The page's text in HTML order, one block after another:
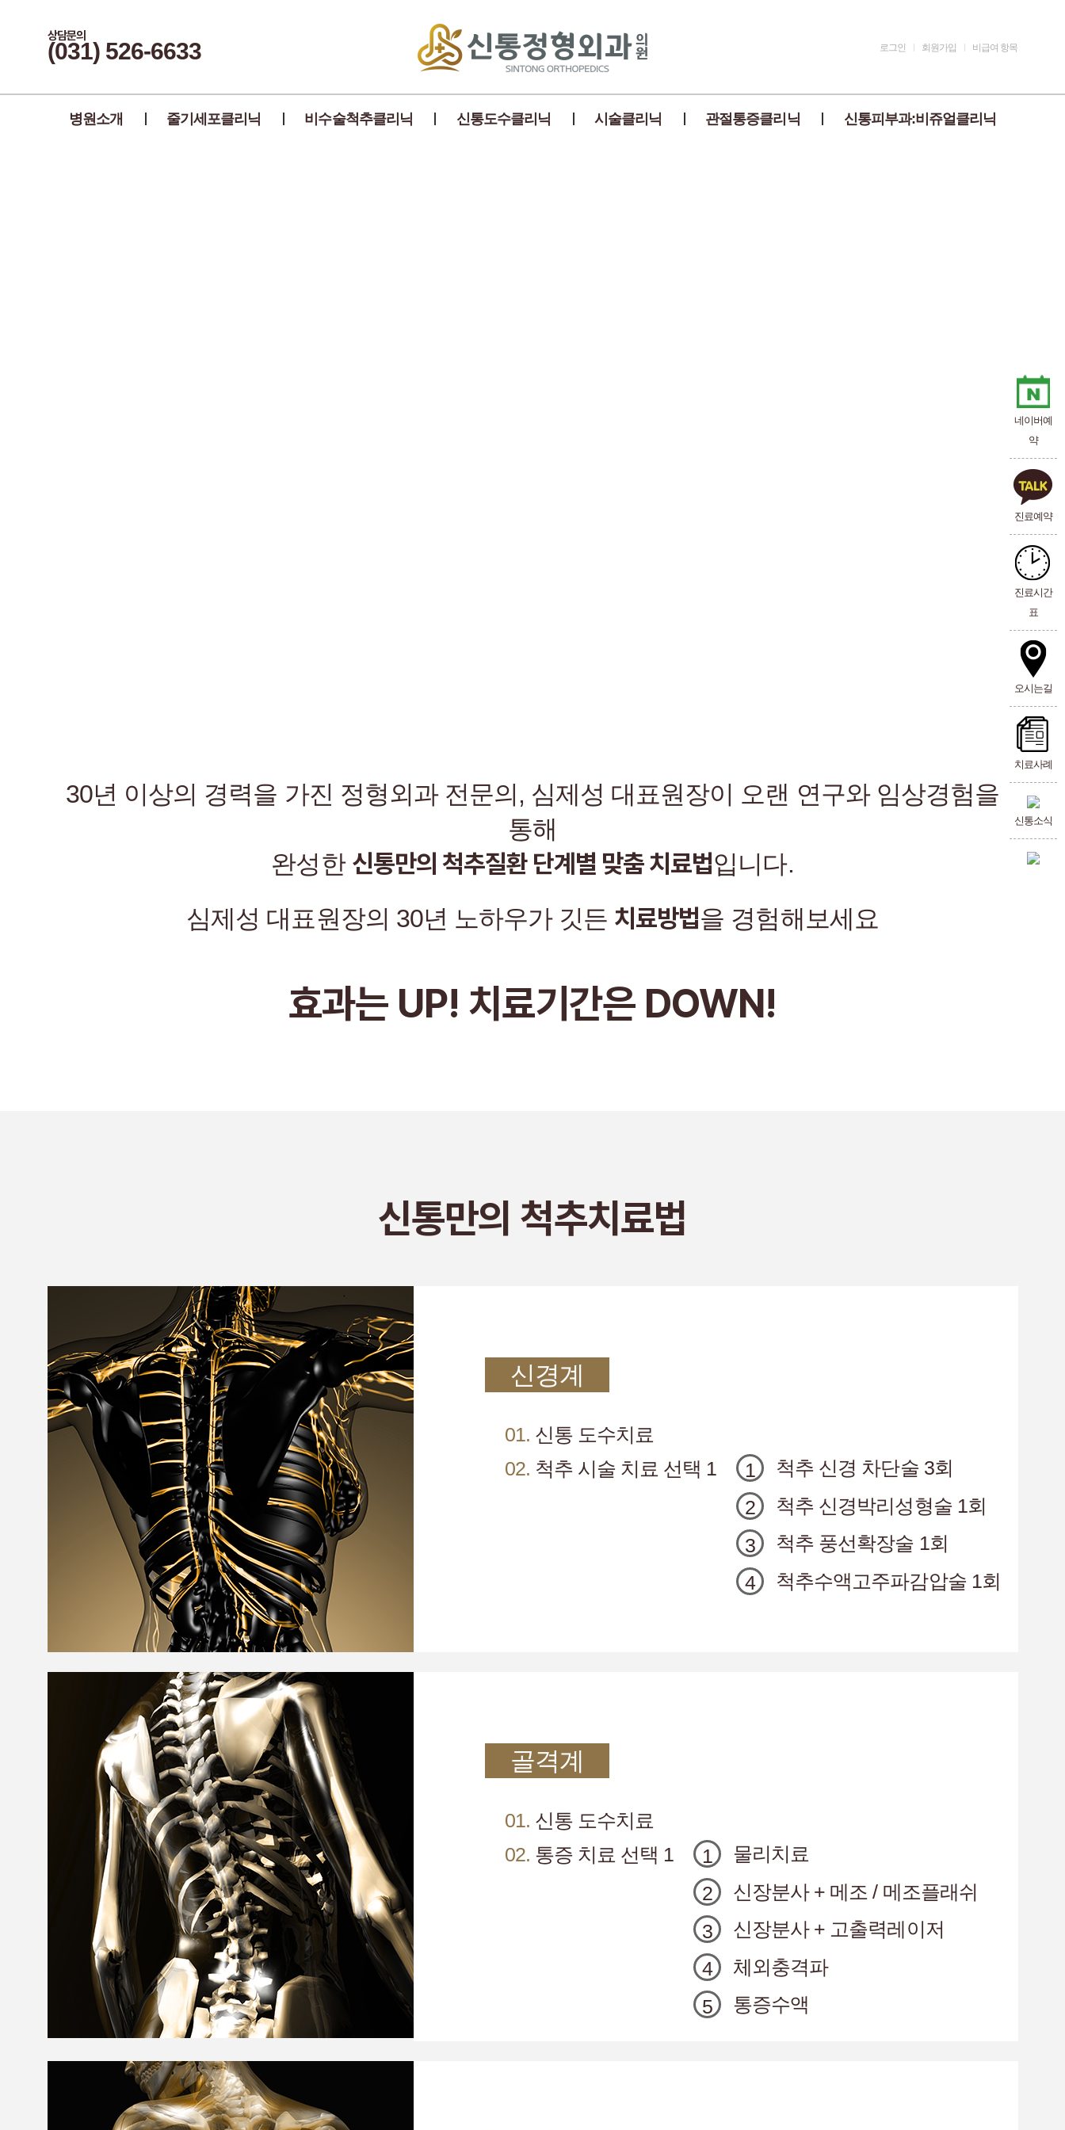
상담문의
(031) 526-6633 로그인 회원가입 비급여 항목
병원소개 줄기세포클리닉 비수술척추클리닉 신통도수클리닉 시술클리닉 관절통증클리닉 신통피부과:비쥬얼클리닉
30년 이상의 경력을 가진 정형외과 전문의, 심제성 대표원장이 오랜 연구와 임상경험을
통해
완성한 신통만의 척추질환 단계별 맞춤 치료법입니다.
심제성 대표원장의 30년 노하우가 깃든 치료방법을 경험해보세요
효과는 UP! 치료기간은 DOWN!
신통만의 척추치료법
신경계
01. 신통 도수치료
02. 척추 시술 치료 선택 1
척추 신경 차단술 3회
척추 신경박리성형술 1회
척추 풍선확장술 1회
척추수액고주파감압술 1회
골격계
01. 신통 도수치료
02. 통증 치료 선택 1
물리치료
신장분사 + 메조 / 메조플래쉬
신장분사 + 고출력레이저
체외충격파
통증수액
네이버예
약
진료예약
진료시간
표
오시는길
치료사례
신통소식